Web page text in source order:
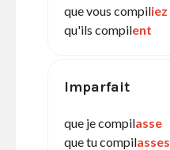
que vous compiliez
qu'ils compilent
Imparfait
que je compilasse
que tu compilasses